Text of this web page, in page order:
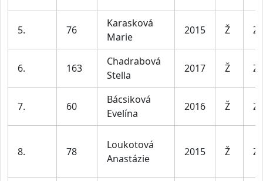
5. 76
Karasková
Marie
2015 Ž
6. 163
Chadrabová
Stella
2017 Ž
7. 60
Bácsiková
Evelína
2016 Ž
8. 78
Loukotová
Anastázie
2015 Ž